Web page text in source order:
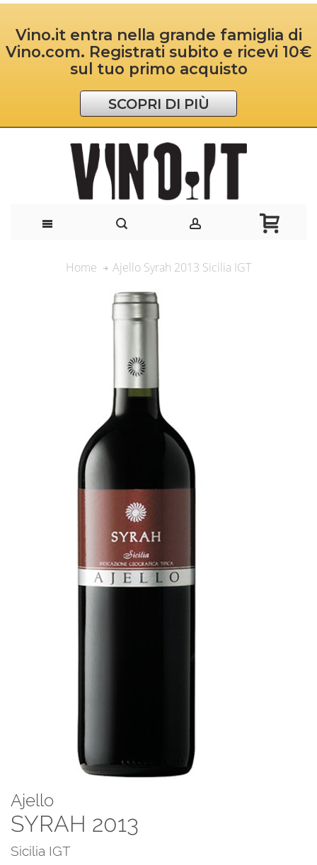
Vino.it entra nella grande famiglia di
Vino.com. Registrati subito e ricevi 10€
sul tuo primo acquisto
SCOPRI DI PIÙ
Home Ajello Syrah 2013 Sicilia IGT
Ajello
SYRAH 2013
Sicilia IGT